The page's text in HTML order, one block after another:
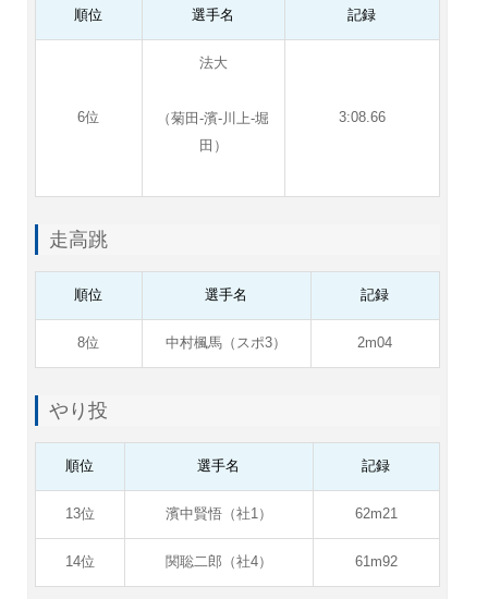
順位 選手名 記録
6位
法大
（菊田-濱-川上-堀
田）
3:08.66
走高跳
順位 選手名 記録
8位 中村楓馬（スポ3） 2m04
やり投
順位 選手名 記録
13位 濱中賢悟（社1） 62m21
14位 関聡二郎（社4） 61m92